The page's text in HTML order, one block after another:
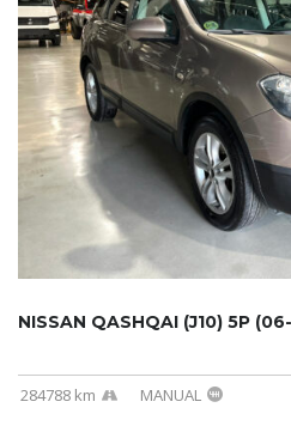
NISSAN QASHQAI (J10) 5P
284788 km MANUAL